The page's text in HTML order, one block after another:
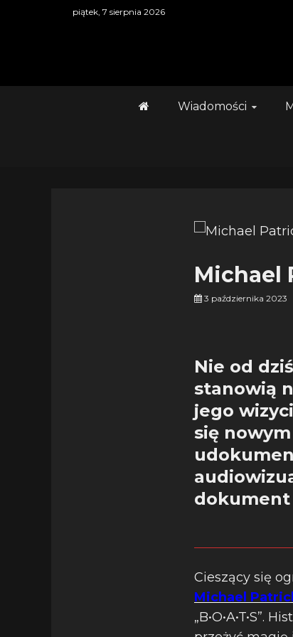
piątek, 7 sierpnia 2026
Wiadomości
Michael
3 października 2023
Nie od
stanowią
jego
się
dokument
Cieszący się
Michael